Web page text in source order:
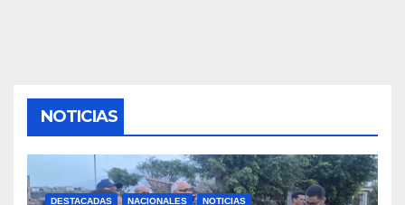
NOTICIAS
DESTACADAS NACIONALES NOTICIAS